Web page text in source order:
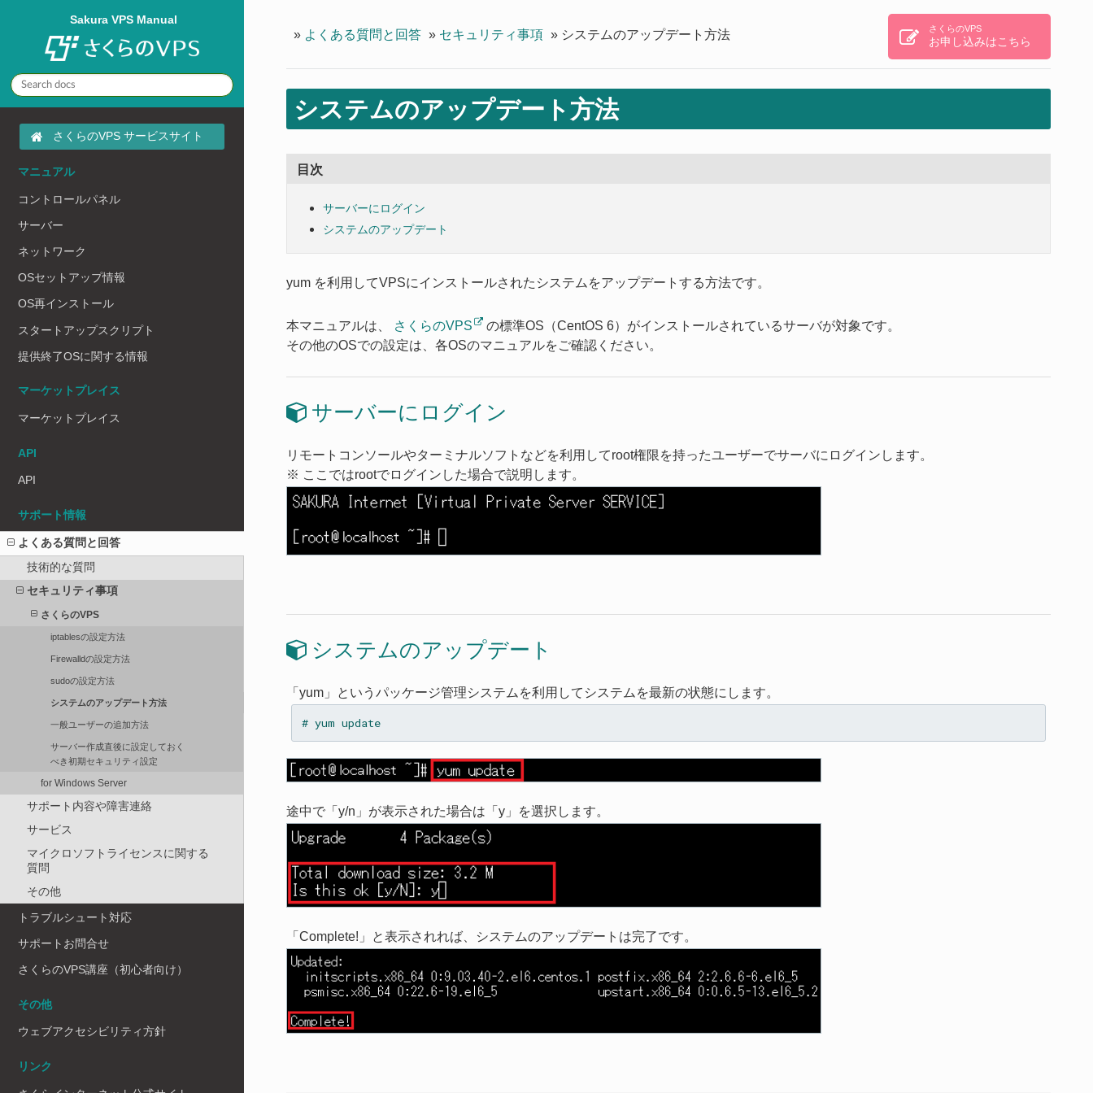
Sakura VPS Manual
さくらのVPS サービスサイト
マニュアル
コントロールパネル
サーバー
ネットワーク
OSセットアップ情報
OS再インストール
スタートアップスクリプト
提供終了OSに関する情報
マーケットプレイス
マーケットプレイス
API
API
サポート情報
よくある質問と回答
技術的な質問
セキュリティ事項
さくらのVPS
iptablesの設定方法
Firewalldの設定方法
sudoの設定方法
システムのアップデート方法
一般ユーザーの追加方法
サーバー作成直後に設定しておく
べき初期セキュリティ設定
for Windows Server
サポート内容や障害連絡
サービス
マイクロソフトライセンスに関する
質問
その他
トラブルシュート対応
サポートお問合せ
さくらのVPS講座（初心者向け）
その他
ウェブアクセシビリティ方針
リンク
» よくある質問と回答 » セキュリティ事項 » システムのアップデート方法 さくらのVPS
お申し込みはこちら
システムのアップデート方法
目次
サーバーにログイン
システムのアップデート
yum を利用してVPSにインストールされたシステムをアップデートする方法です。
本マニュアルは、 さくらのVPS
の標準OS（CentOS 6）がインストールされているサーバが対象です。
その他のOSでの設定は、各OSのマニュアルをご確認ください。
サーバーにログイン
リモートコンソールやターミナルソフトなどを利用してroot権限を持ったユーザーでサーバにログインします。
※ ここではrootでログインした場合で説明します。
システムのアップデート
「yum」というパッケージ管理システムを利用してシステムを最新の状態にします。
# yum update
途中で「y/n」が表示された場合は「y」を選択します。
「Complete!」と表示されれば、システムのアップデートは完了です。